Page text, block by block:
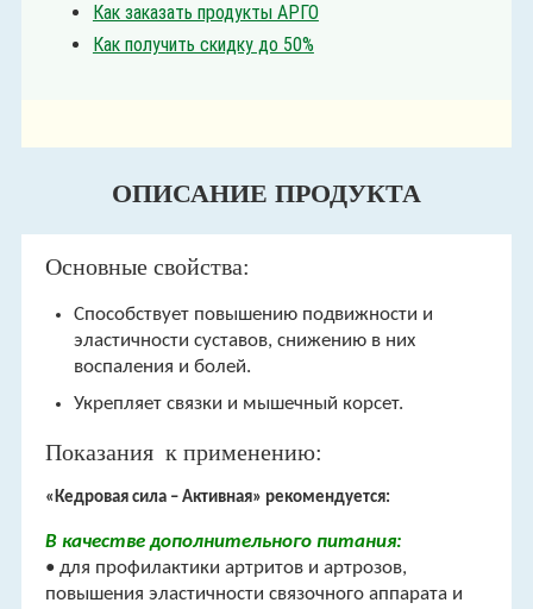
Как заказать продукты АРГО
Как получить скидку до 50%
ОПИСАНИЕ ПРОДУКТА
Основные свойства:
Способствует повышению подвижности и
эластичности суставов, снижению в них
воспаления и болей.
Укрепляет связки и мышечный корсет.
Показания к применению:
«Кедровая сила – Активная» рекомендуется:
В качестве дополнительного питания:
• для профилактики артритов и артрозов,
повышения эластичности связочного аппарата и